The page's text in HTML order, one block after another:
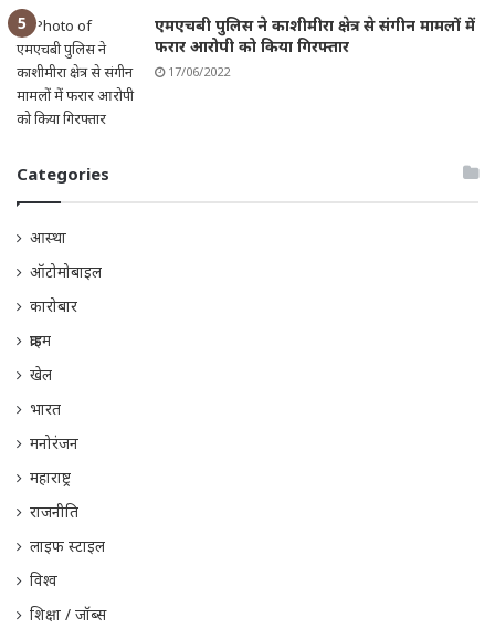
एमएचबी पुलिस ने काशीमीरा क्षेत्र से संगीन मामलों में
फरार आरोपी को किया गिरफ्तार
17/06/2022
Categories
आस्था
ऑटोमोबाइल
कारोबार
क्राइम
खेल
भारत
मनोरंजन
महाराष्ट्र
राजनीति
लाइफ स्टाइल
विश्व
शिक्षा / जॉब्स